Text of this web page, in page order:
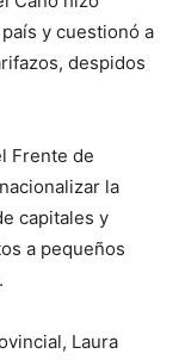
y cuestionó a
despidos
Frente de
la
capitales y
a pequeños
Laura